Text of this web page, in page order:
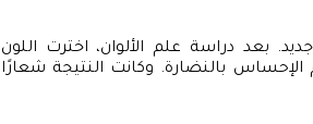
دراسة علم الألوان، اخترت اللون
الإحساس بالنضارة. وكانت النتيجة شعارًا